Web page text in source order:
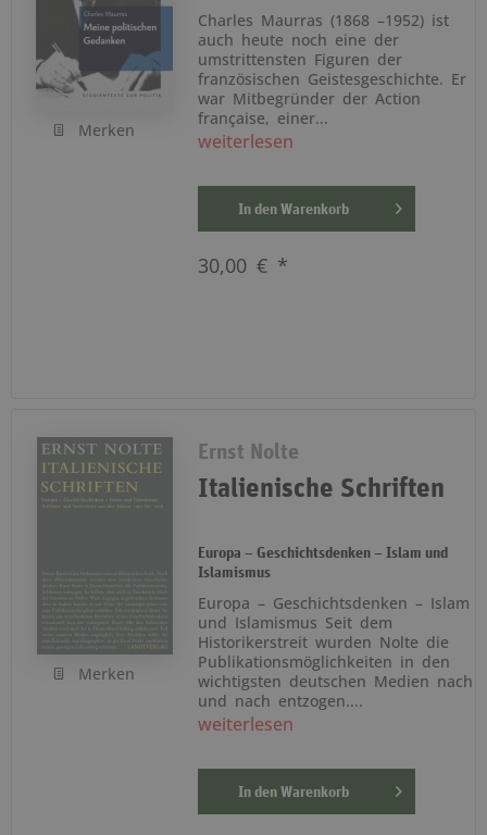
Merken
Charles Maurras (1868 –1952) ist
auch heute noch eine der
umstrittensten Figuren der
französischen Geistesgeschichte. Er
war Mitbegründer der Action
française, einer...
weiterlesen
In den Warenkorb
30,00 € *
Merken
Ernst Nolte
Italienische Schriften
Europa – Geschichtsdenken – Islam und
Islamismus
Europa – Geschichtsdenken – Islam
und Islamismus Seit dem
Historikerstreit wurden Nolte die
Publikationsmöglichkeiten in den
wichtigsten deutschen Medien nach
und nach entzogen....
weiterlesen
In den Warenkorb